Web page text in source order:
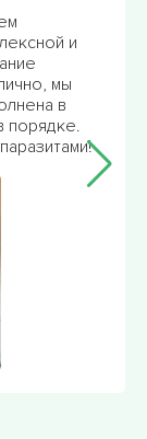
и
мы
в
порядке.